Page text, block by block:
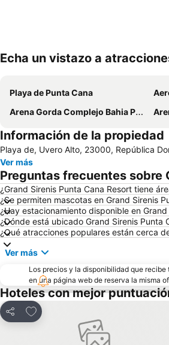
Echa un vistazo a
Playa de Punta Cana
Arena Gorda Complejo Bahia Principe Bavaro
Información de la propiedad
Playa de, Uvero Alto, 23000, República
Ver más
Preguntas frecuentes sobre
¿Grand Sirenis Punta Cana Resort tiene
¿Se permiten mascotas en Grand Sirenis
¿Hay estacionamiento disponible en
¿Dónde está ubicado Grand Sirenis Punta
¿Qué atracciones populares están cerca
Ver más
Los precios y la disponibilidad que
en una página web de reserva la misma
Hoteles con mejor
Compartir
Agregar a favoritos